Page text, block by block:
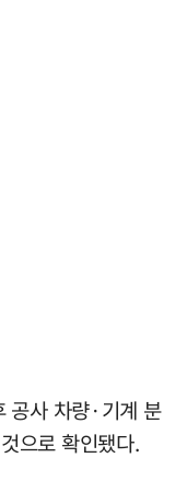
공사 차량·기계 분
으로 확인됐다.